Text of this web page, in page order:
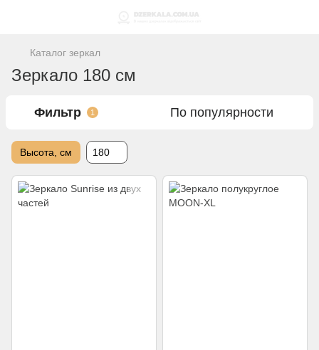
Каталог зеркал
Зеркало 180 см
Фильтр 1 По популярности
Высота, см 180